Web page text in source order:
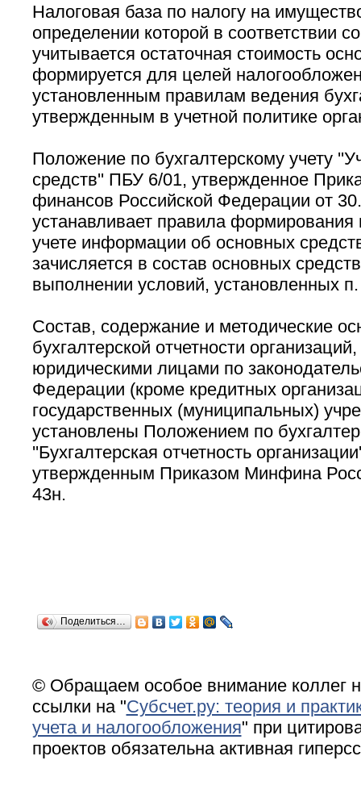
Налоговая база по налогу на
определении которой в соответствии
учитывается остаточная стоимость
формируется для целей
установленным правилам ведения
утвержденным в учетной политике
Положение по бухгалтерскому учету
средств'' ПБУ 6/01, утвержденное
финансов Российской Федерации от
устанавливает правила формирования
учете информации об основных
зачисляется в состав основных
выполнении условий, установленных
Состав, содержание и методические
бухгалтерской отчетности
юридическими лицами по
Федерации (кроме кредитных
государственных (муниципальных)
установлены Положением по
''Бухгалтерская отчетность
утвержденным Приказом Минфина
43н.
Поделиться…
© Обращаем особое внимание коллег
ссылки на "Субсчет.ру: теория и
учета и налогообложения" при
проектов обязательна активная